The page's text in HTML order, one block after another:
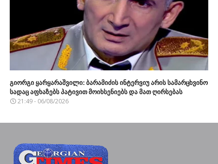
გიორგი ყარყარაშვილი: ბარამიძის ინტერვიუ არის სამარცხვინო
სადაც აფხაზებს პატივით მოიხსენიებს და მათ ღირსებას
21:49 - 06/08/2026